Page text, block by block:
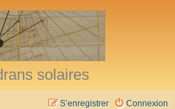
solaires
Connexion
S’enregistrer